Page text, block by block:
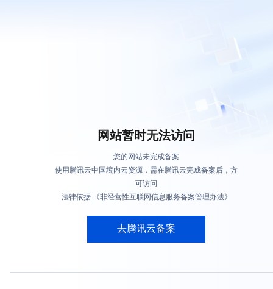
网站暂时无法访问
您的网站未完成备案
使用腾讯云中国境内云资源，需在腾讯云完成备案后，方
可访问
法律依据:《非经营性互联网信息服务备案管理办法》
去腾讯云备案